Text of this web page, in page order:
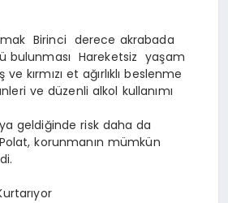
Birinci derece akrabada
bulunması Hareketsiz yaşam
kırmızı et ağırlıklı beslenme
ve düzenli alkol kullanımı
geldiğinde risk daha da
korunmanın mümkün